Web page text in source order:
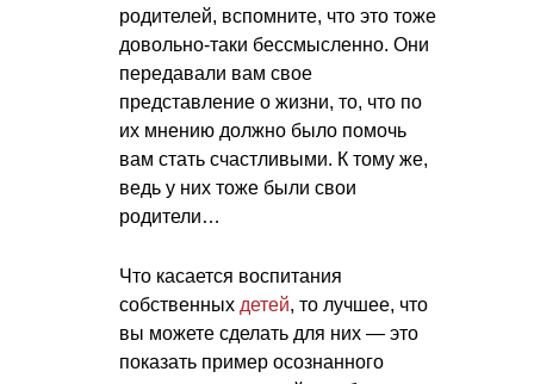
родителей, вспомните, что это тоже
довольно-таки бессмысленно. Они
передавали вам свое
представление о жизни, то, что по
их мнению должно было помочь
вам стать счастливыми. К тому же,
ведь у них тоже были свои
родители…
Что касается воспитания
собственных детей, то лучшее, что
вы можете сделать для них — это
показать пример осознанного